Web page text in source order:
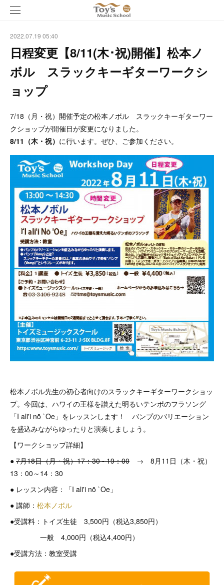
2022.07.19 05:40
日程変更【8/11(木･祝)開催】松本ノ
ボル スラックキーギターワークシ
ョップ
7/18（月・祝）開催予定の松本ノボル スラックキーギターワー
クショップが開催日が変更になりました。
8/11（木・祝） に行います。ぜひ、ご参加ください。
松本ノボル先生の初心者向けのスラックキーギターワークショッ
プ。今回は、ハワイの王様を讃えた明るいテンポのフラソング
「I ali'i nō `Oe」をレッスンします！ バンプのバリエーション
を盛込みながらゆったりと演奏しましょう。
【ワークショップ詳細】
● 7月18日（月・祝）17：30 - 19：00 → 8月11日（木・祝）
13：00～14：30
● レッスン内容：「I ali'i nō `Oe」
● 講師： 松本ノボル
●受講料：トイズ生徒 3,500円（税込3,850円）
一般 4,000円（税込4,400円）
●受講方法：教室受講